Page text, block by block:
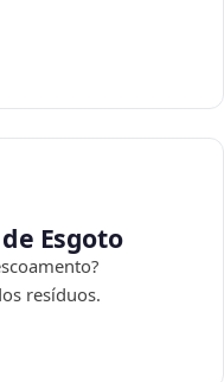
Esgoto
resíduos.